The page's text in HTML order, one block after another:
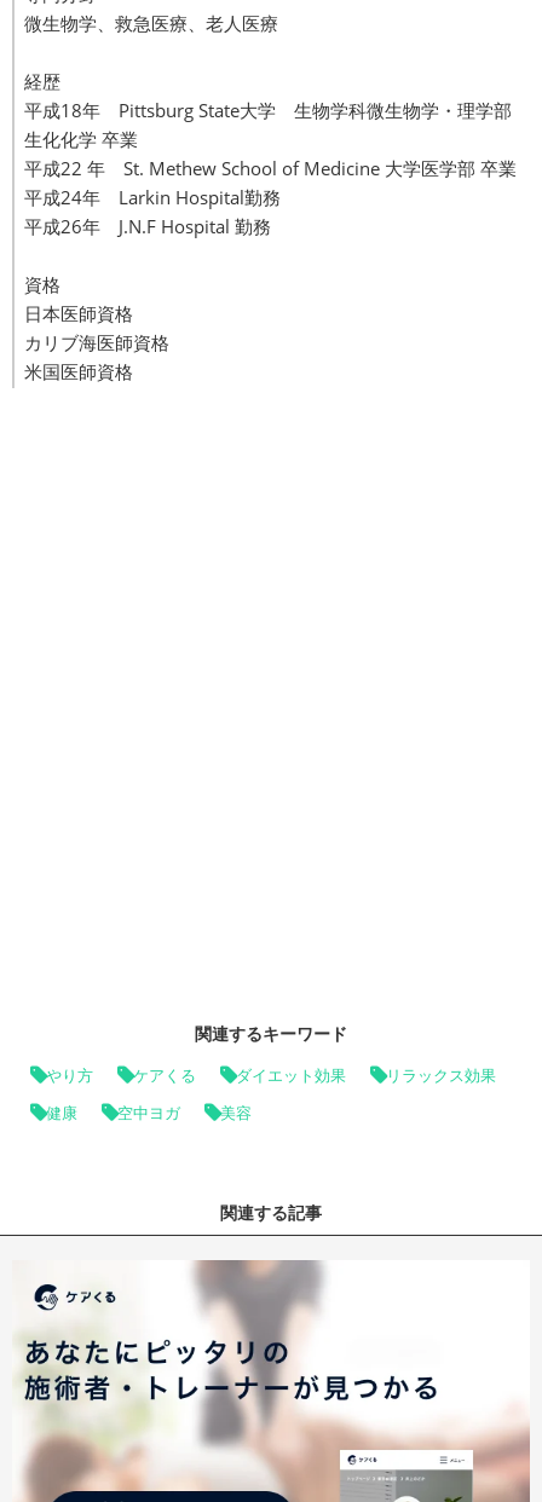
微生物学、救急医療、老人医療
経歴
平成18年 Pittsburg State大学 生物学科微生物学・理学部
生化化学 卒業
平成22 年 St. Methew School of Medicine 大学医学部 卒業
平成24年 Larkin Hospital勤務
平成26年 J.N.F Hospital 勤務
資格
日本医師資格
カリブ海医師資格
米国医師資格
関連するキーワード
やり方 ケアくる ダイエット効果 リラックス効果
健康 空中ヨガ 美容
関連する記事